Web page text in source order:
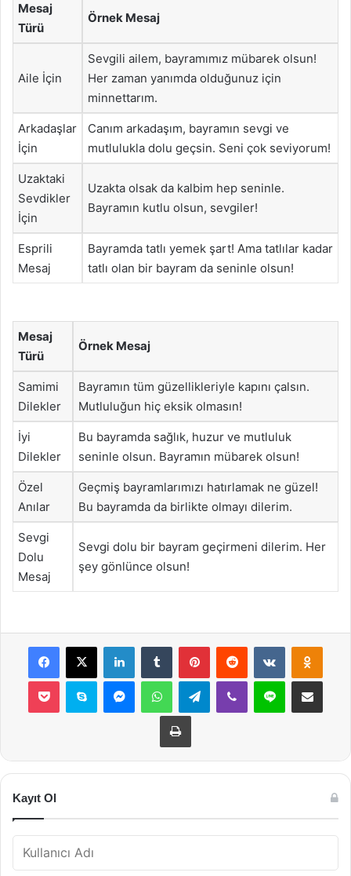
Mesaj
Türü
Örnek Mesaj
Aile İçin
Sevgili ailem, bayramımız mübarek olsun!
Her zaman yanımda olduğunuz için
minnettarım.
Arkadaşlar
İçin
Canım arkadaşım, bayramın sevgi ve
mutlulukla dolu geçsin. Seni çok seviyorum!
Uzaktaki
Sevdikler
İçin
Uzakta olsak da kalbim hep seninle.
Bayramın kutlu olsun, sevgiler!
Esprili
Mesaj
Bayramda tatlı yemek şart! Ama tatlılar kadar
tatlı olan bir bayram da seninle olsun!
Mesaj
Türü
Örnek Mesaj
Samimi
Dilekler
Bayramın tüm güzellikleriyle kapını çalsın.
Mutluluğun hiç eksik olmasın!
İyi
Dilekler
Bu bayramda sağlık, huzur ve mutluluk
seninle olsun. Bayramın mübarek olsun!
Özel
Anılar
Geçmiş bayramlarımızı hatırlamak ne güzel!
Bu bayramda da birlikte olmayı dilerim.
Sevgi
Dolu
Mesaj
Sevgi dolu bir bayram geçirmeni dilerim. Her
şey gönlünce olsun!
Facebook
X LinkedInTumblr PinterestReddit VKontakte
Pocket Skype MessengerWhatsAppTelegramViber Line E-Posta ile
Yazdır
Kayıt Ol